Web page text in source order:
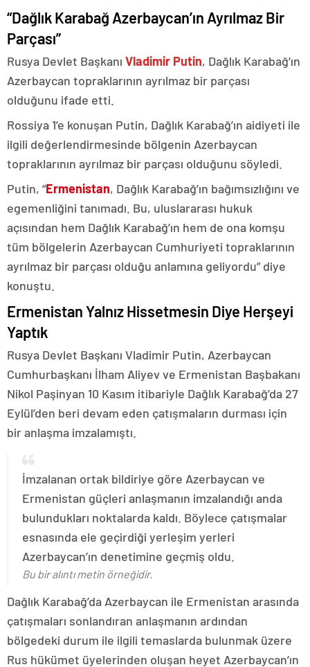
“Dağlık Karabağ Azerbaycan’ın Ayrılmaz Bir
Parçası”
Rusya Devlet Başkanı Vladimir Putin, Dağlık Karabağ’ın
Azerbaycan topraklarının ayrılmaz bir parçası
olduğunu ifade etti.
Rossiya 1’e konuşan Putin, Dağlık Karabağ’ın aidiyeti ile
ilgili değerlendirmesinde bölgenin Azerbaycan
topraklarının ayrılmaz bir parçası olduğunu söyledi.
Putin, “Ermenistan, Dağlık Karabağ’ın bağımsızlığını ve
egemenliğini tanımadı. Bu, uluslararası hukuk
açısından hem Dağlık Karabağ’ın hem de ona komşu
tüm bölgelerin Azerbaycan Cumhuriyeti topraklarının
ayrılmaz bir parçası olduğu anlamına geliyordu” diye
konuştu.
Ermenistan Yalnız Hissetmesin Diye Herşeyi
Yaptık
Rusya Devlet Başkanı Vladimir Putin, Azerbaycan
Cumhurbaşkanı İlham Aliyev ve Ermenistan Başbakanı
Nikol Paşinyan 10 Kasım itibariyle Dağlık Karabağ’da 27
Eylül’den beri devam eden çatışmaların durması için
bir anlaşma imzalamıştı.
İmzalanan ortak bildiriye göre Azerbaycan ve
Ermenistan güçleri anlaşmanın imzalandığı anda
bulundukları noktalarda kaldı. Böylece çatışmalar
esnasında ele geçirdiği yerleşim yerleri
Azerbaycan’ın denetimine geçmiş oldu.
Bu bir alıntı metin örneğidir.
Dağlık Karabağ’da Azerbaycan ile Ermenistan arasında
çatışmaları sonlandıran anlaşmanın ardından
bölgedeki durum ile ilgili temaslarda bulunmak üzere
Rus hükümet üyelerinden oluşan heyet Azerbaycan’ın